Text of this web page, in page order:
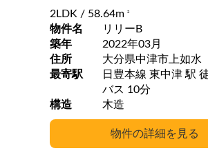
2LDK / 58.64m 2
物件名
リリーB
築年
2022年03月
住所
大分県中津市上如水
最寄駅
日豊本線 東中津 駅 徒歩 38分
バス 10分
構造
木造